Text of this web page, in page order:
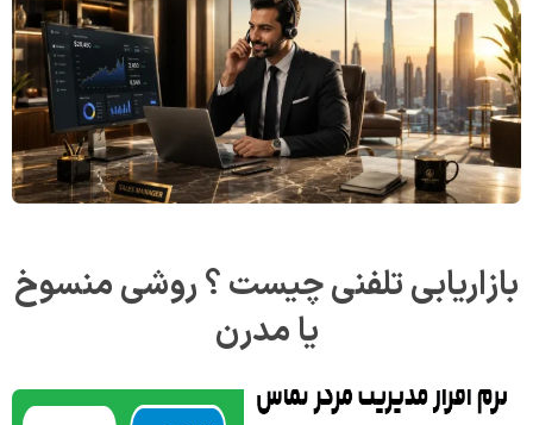
بازاریابی تلفنی چیست ؟ روشی منسوخ
یا مدرن